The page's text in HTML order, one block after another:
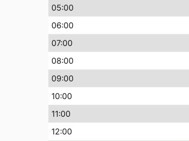
05:00
06:00
07:00
08:00
09:00
10:00
11:00
12:00